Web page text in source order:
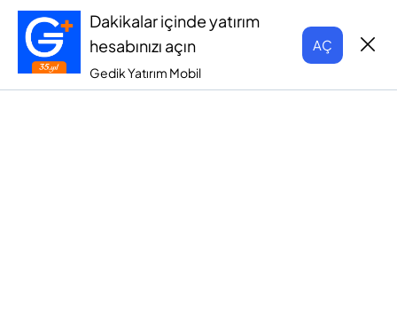
Dakikalar içinde yatırım
hesabınızı açın
Gedik Yatırım Mobil
AÇ